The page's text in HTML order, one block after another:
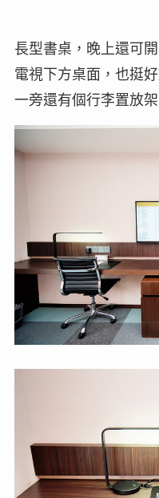
長型書桌，晚上還可
電視下方桌面，也挺
一旁還有個行李置放架